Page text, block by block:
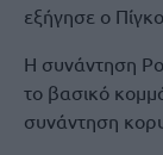
εξήγησε ο
Η συνάντηση
το βασικό
συνάντηση